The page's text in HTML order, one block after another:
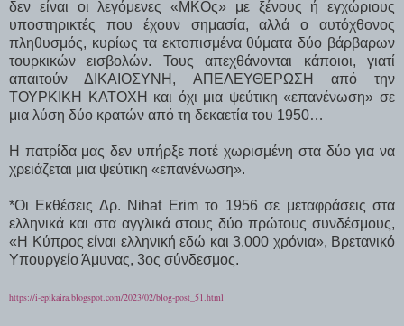
δεν είναι οι λεγόμενες «ΜΚΟς» με ξένους ή εγχώριους
υποστηρικτές που έχουν σημασία, αλλά ο αυτόχθονος
πληθυσμός, κυρίως τα εκτοπισμένα θύματα δύο βάρβαρων
τουρκικών εισβολών. Τους απεχθάνονται κάποιοι, γιατί
απαιτούν ΔΙΚΑΙΟΣΥΝΗ, ΑΠΕΛΕΥΘΕΡΩΣΗ από την
ΤΟΥΡΚΙΚΗ ΚΑΤΟΧΗ και όχι μια ψεύτικη «επανένωση» σε
μια λύση δύο κρατών από τη δεκαετία του 1950…
Η πατρίδα μας δεν υπήρξε ποτέ χωρισμένη στα δύο για να
χρειάζεται μια ψεύτικη «επανένωση».
*Οι Εκθέσεις Δρ. Nihat Erim το 1956 σε μεταφράσεις στα
ελληνικά και στα αγγλικά στους δύο πρώτους συνδέσμους,
«Η Κύπρος είναι ελληνική εδώ και 3.000 χρόνια», Βρετανικό
Υπουργείο Άμυνας, 3ος σύνδεσμος.
https://i-epikaira.blogspot.com/2023/02/blog-post_51.html